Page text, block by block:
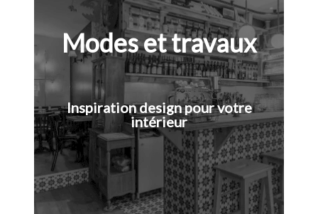
Modes et travaux
Inspiration design pour votre
intérieur